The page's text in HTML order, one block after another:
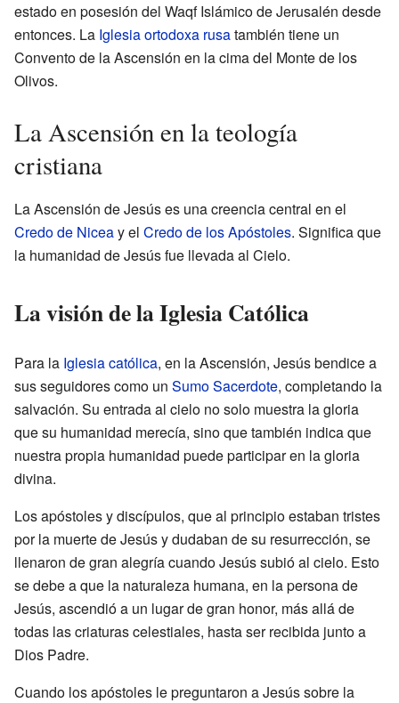
estado en posesión del Waqf Islámico de Jerusalén desde
entonces. La Iglesia ortodoxa rusatambién tiene un
Convento de la Ascensión en la cima del Monte de los
Olivos.
La Ascensión en la teología
cristiana
La Ascensión de Jesús es una creencia central en el
Credo de Niceay el Credo de los Apóstoles. Significa que
la humanidad de Jesús fue llevada al Cielo.
La visión de la Iglesia Católica
Para la Iglesia católica, en la Ascensión, Jesús bendice a
sus seguidores como un Sumo Sacerdote, completando la
salvación. Su entrada al cielo no solo muestra la gloria
que su humanidad merecía, sino que también indica que
nuestra propia humanidad puede participar en la gloria
divina.
Los apóstoles y discípulos, que al principio estaban tristes
por la muerte de Jesús y dudaban de su resurrección, se
llenaron de gran alegría cuando Jesús subió al cielo. Esto
se debe a que la naturaleza humana, en la persona de
Jesús, ascendió a un lugar de gran honor, más allá de
todas las criaturas celestiales, hasta ser recibida junto a
Dios Padre.
Cuando los apóstoles le preguntaron a Jesús sobre la